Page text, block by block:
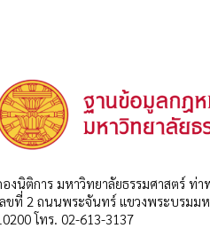
องนิติการ มหาวิทยาลัยธรรมศาสตร์ ท่
ลขที่ 2 ถนนพระจันทร์ แขวงพระบรมมห
โทร. 02-613-3137